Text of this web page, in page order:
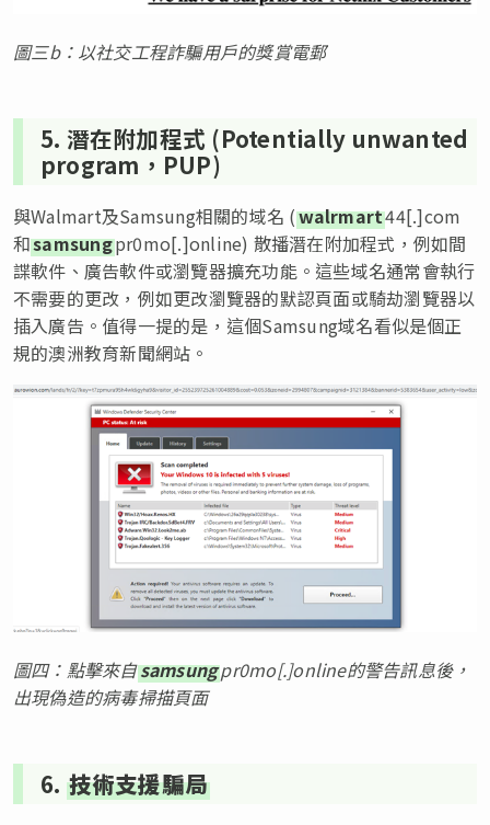
圖三b：以社交工程詐騙用戶的獎賞電郵
5. 潛在附加程式 (Potentially unwanted
program，PUP)
與Walmart及Samsung相關的域名 (walrmart44[.]com
和samsungpr0mo[.]online) 散播潛在附加程式，例如間
諜軟件、廣告軟件或瀏覽器擴充功能。這些域名通常會執行
不需要的更改，例如更改瀏覽器的默認頁面或騎劫瀏覽器以
插入廣告。值得一提的是，這個Samsung域名看似是個正
規的澳洲教育新聞網站。
圖四：點擊來自samsungpr0mo[.]online的警告訊息後，
出現偽造的病毒掃描頁面
6. 技術支援騙局